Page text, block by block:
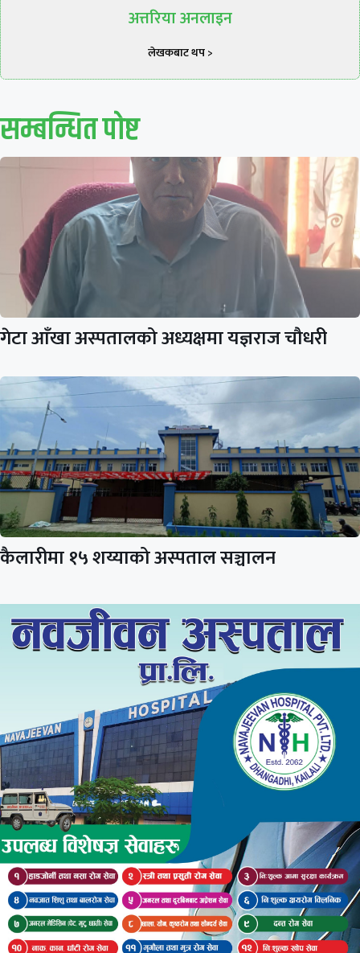
अत्तरिया अनलाइन
लेखकबाट थप >
सम्बन्धित पाेष्ट
गेटा आँखा अस्पतालको अध्यक्षमा यज्ञराज चौधरी
कैलारीमा १५ शय्याको अस्पताल सञ्चालन